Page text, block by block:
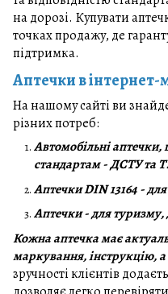
на дорозі. Купувати
точках продажу, де
підтримка.
Аптечки в інтернет-
На нашому сайті ви
різних потреб:
Автомобільні
стандартам - ДСТУ та
Аптечки DIN 13164 -
Аптечки - для
Кожна аптечка має
маркування, інструкцію, а
зручності клієнтів